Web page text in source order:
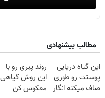
مطالب پیشنهادی
این گیاه دریایی
پوستت رو طوری
صاف میکنه انگار
روند پیری رو با
این روش گیاهی
معکوس کن